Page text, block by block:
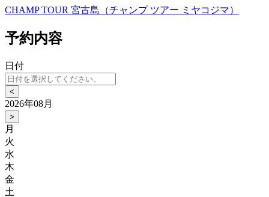
CHAMP TOUR 宮古島（チャンプ ツアー ミヤコジマ）
予約内容
日付
<
2026年08月
>
月
火
水
木
金
土